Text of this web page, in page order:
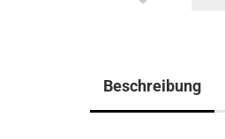
Beschreibung